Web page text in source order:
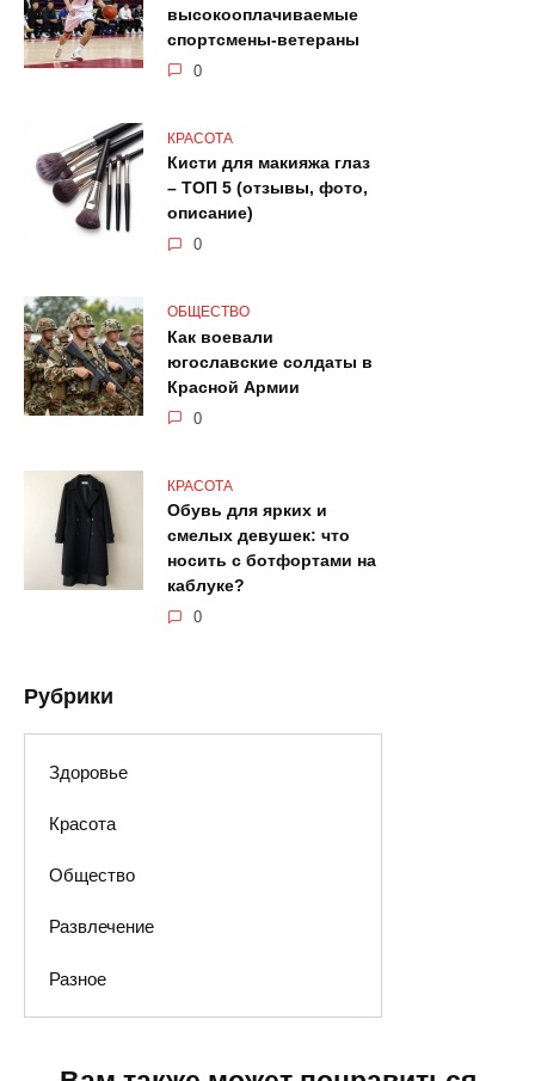
высокооплачиваемые
спортсмены-ветераны
0
КРАСОТА
Кисти для макияжа глаз
– ТОП 5 (отзывы, фото,
описание)
0
ОБЩЕСТВО
Как воевали
югославские солдаты в
Красной Армии
0
КРАСОТА
Обувь для ярких и
смелых девушек: что
носить с ботфортами на
каблуке?
0
Рубрики
Здоровье
Красота
Общество
Развлечение
Разное